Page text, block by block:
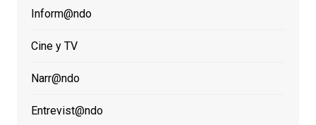
Inform@ndo
Cine y TV
Narr@ndo
Entrevist@ndo